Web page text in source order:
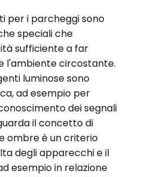
per i parcheggi sono
speciali che
sufficiente a far
l'ambiente circostante.
luminose sono
ad esempio per
dei segnali
il concetto di
ombre è un criterio
degli apparecchi e il
esempio in relazione